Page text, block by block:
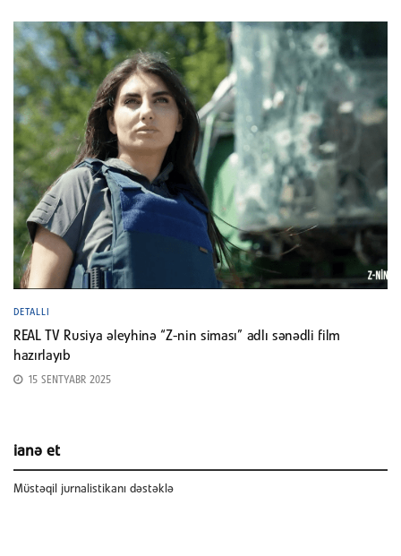
DETALLI
REAL TV Rusiya əleyhinə “Z-nin siması” adlı sənədli film
hazırlayıb
15 SENTYABR 2025
ianə et
Müstəqil jurnalistikanı dəstəklə